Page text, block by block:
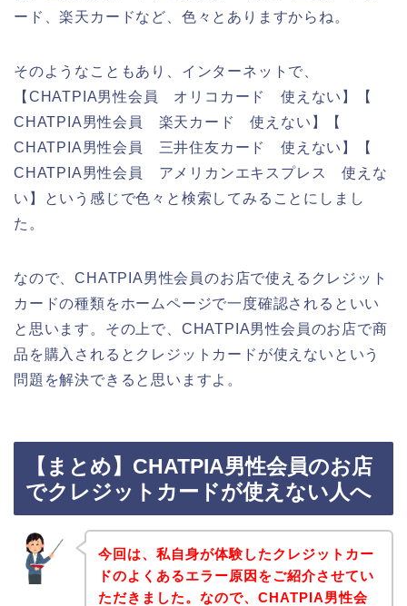
ード、楽天カードなど、色々とありますからね。
そのようなこともあり、インターネットで、
【CHATPIA男性会員 オリコカード 使えない】【
CHATPIA男性会員 楽天カード 使えない】【
CHATPIA男性会員 三井住友カード 使えない】【
CHATPIA男性会員 アメリカンエキスプレス 使えな
い】という感じで色々と検索してみることにしまし
た。
なので、CHATPIA男性会員のお店で使えるクレジット
カードの種類をホームページで一度確認されるといい
と思います。その上で、CHATPIA男性会員のお店で商
品を購入されるとクレジットカードが使えないという
問題を解決できると思いますよ。
【まとめ】CHATPIA男性会員のお店
でクレジットカードが使えない人へ
今回は、私自身が体験したクレジットカー
ドのよくあるエラー原因をご紹介させてい
ただきました。なので、CHATPIA男性会